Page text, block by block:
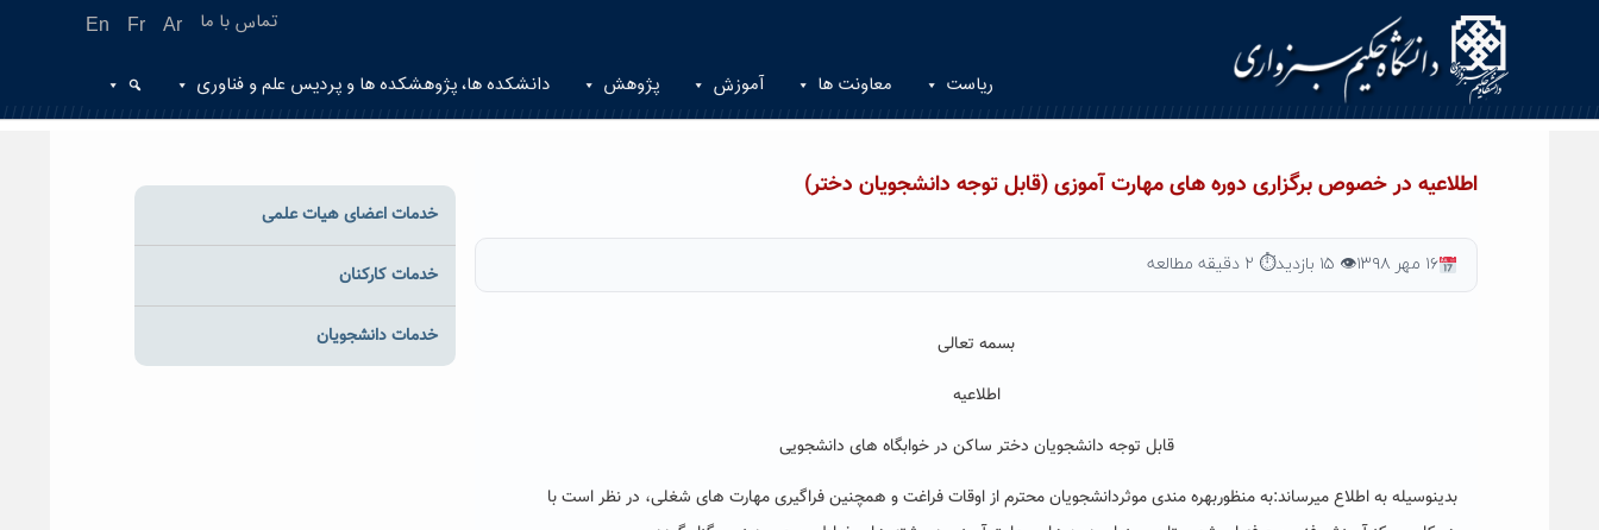
En Fr Ar تماس با ما
ریاست معاونت ها آموزش پژوهش دانشکده ها، پژوهشکده ها و پردیس علم و فناوری
اطلاعیه در خصوص برگزاری دوره های مهارت آموزی (قابل توجه دانشجویان دختر)
۱۶ مهر ۱۳۹۸ 👁 ۱۵ بازدید ⏱ ۲ دقیقه مطالعه
بسمه تعالی
اطلاعیه
قابل توجه دانشجویان دختر ساکن در خوابگاه های دانشجویی
بدینوسیله به اطلاع می­رساند:به منظوربهره مندی موثردانشجویان محترم از اوقات فراغت و همچنین فراگیری مهارت های شغلی، در نظر است با
خدمات اعضای هیات علمی
خدمات کارکنان
خدمات دانشجویان